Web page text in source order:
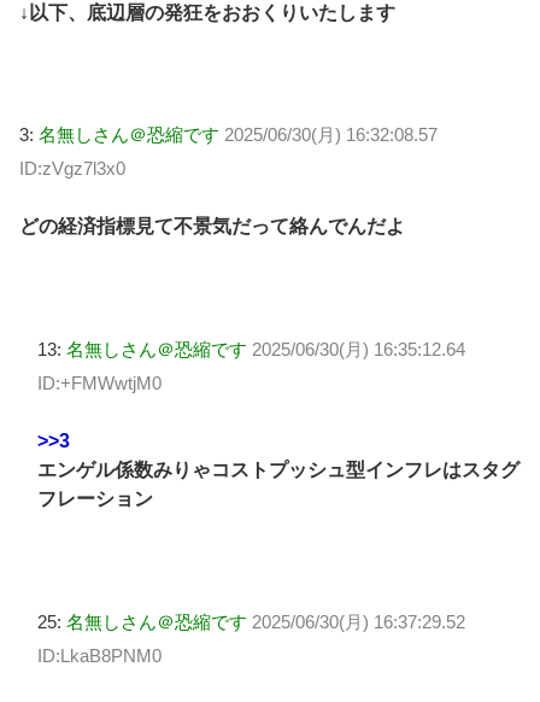
↓以下、底辺層の発狂をおおくりいたします
3: 名無しさん＠恐縮です 2025/06/30(月) 16:32:08.57
ID:zVgz7l3x0
どの経済指標見て不景気だって絡んでんだよ
13: 名無しさん＠恐縮です 2025/06/30(月) 16:35:12.64
ID:+FMWwtjM0
>>3
エンゲル係数みりゃコストプッシュ型インフレはスタグ
フレーション
25: 名無しさん＠恐縮です 2025/06/30(月) 16:37:29.52
ID:LkaB8PNM0